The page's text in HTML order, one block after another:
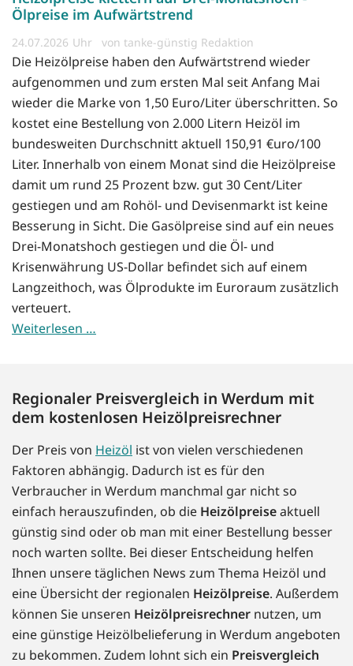
Ölpreise im Aufwärtstrend
24.07.2026 von tanke-günstig Redaktion
Die Heizölpreise haben den Aufwärtstrend wieder
aufgenommen und zum ersten Mal seit Anfang Mai
wieder die Marke von 1,50 Euro/Liter überschritten. So
kostet eine Bestellung von 2.000 Litern Heizöl im
bundesweiten Durchschnitt aktuell 150,91 €uro/100
Liter. Innerhalb von einem Monat sind die Heizölpreise
damit um rund 25 Prozent bzw. gut 30 Cent/Liter
gestiegen und am Rohöl- und Devisenmarkt ist keine
Besserung in Sicht. Die Gasölpreise sind auf ein neues
Drei-Monatshoch gestiegen und die Öl- und
Krisenwährung US-Dollar befindet sich auf einem
Langzeithoch, was Ölprodukte im Euroraum zusätzlich
verteuert.
Weiterlesen …
Regionaler Preisvergleich in Werdum mit
dem kostenlosen Heizölpreisrechner
Der Preis von Heizöl ist von vielen verschiedenen
Faktoren abhängig. Dadurch ist es für den
Verbraucher in Werdum manchmal gar nicht so
einfach herauszufinden, ob die Heizölpreiseaktuell
günstig sind oder ob man mit einer Bestellung besser
noch warten sollte. Bei dieser Entscheidung helfen
Ihnen unsere täglichen News zum Thema Heizöl und
eine Übersicht der regionalen Heizölpreise. Außerdem
können Sie unseren Heizölpreisrechner nutzen, um
eine günstige Heizölbelieferung in Werdum angeboten
zu bekommen. Zudem lohnt sich ein Preisvergleich